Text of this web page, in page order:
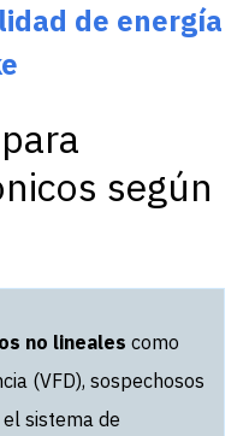
de energía
según
no lineales como
(VFD), sospechosos
sistema de